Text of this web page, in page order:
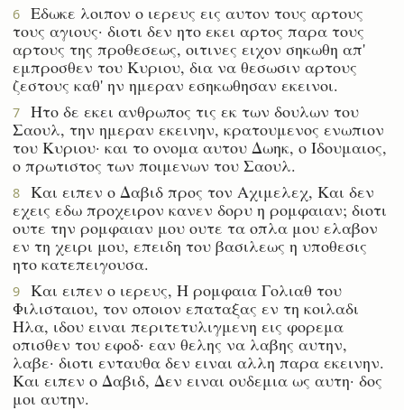
6
Εδωκε λοιπον ο ιερευς εις αυτον τους αρτους
τους αγιους· διοτι δεν ητο εκει αρτος παρα τους
αρτους της προθεσεως, οιτινες ειχον σηκωθη απ'
εμπροσθεν του Κυριου, δια να θεσωσιν αρτους
ζεστους καθ' ην ημεραν εσηκωθησαν εκεινοι.
7
Ητο δε εκει ανθρωπος τις εκ των δουλων του
Σαουλ, την ημεραν εκεινην, κρατουμενος ενωπιον
του Κυριου· και το ονομα αυτου Δωηκ, ο Ιδουμαιος,
ο πρωτιστος των ποιμενων του Σαουλ.
8
Και ειπεν ο Δαβιδ προς τον Αχιμελεχ, Και δεν
εχεις εδω προχειρον κανεν δορυ η ρομφαιαν; διοτι
ουτε την ρομφαιαν μου ουτε τα οπλα μου ελαβον
εν τη χειρι μου, επειδη του βασιλεως η υποθεσις
ητο κατεπειγουσα.
9
Και ειπεν ο ιερευς, Η ρομφαια Γολιαθ του
Φιλισταιου, τον οποιον επαταξας εν τη κοιλαδι
Ηλα, ιδου ειναι περιτετυλιγμενη εις φορεμα
οπισθεν του εφοδ· εαν θελης να λαβης αυτην,
λαβε· διοτι ενταυθα δεν ειναι αλλη παρα εκεινην.
Και ειπεν ο Δαβιδ, Δεν ειναι ουδεμια ως αυτη· δος
μοι αυτην.